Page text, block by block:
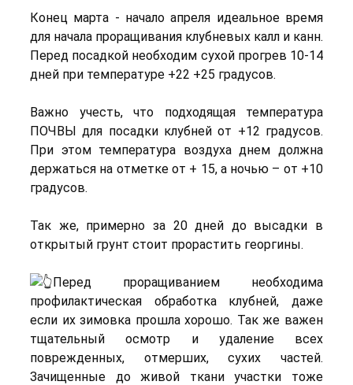
Конец марта - начало апреля идеальное время
для начала проращивания клубневых калл и канн.
Перед посадкой необходим сухой прогрев 10-14
дней при температуре +22 +25 градусов.
Важно учесть, что подходящая температура
ПОЧВЫ для посадки клубней от +12 градусов.
При этом температура воздуха днем должна
держаться на отметке от + 15, а ночью – от +10
градусов.
Так же, примерно за 20 дней до высадки в
открытый грунт стоит прорастить георгины.
Перед проращиванием необходима
профилактическая обработка клубней, даже
если их зимовка прошла хорошо. Так же важен
тщательный осмотр и удаление всех
поврежденных, отмерших, сухих частей.
Зачищенные до живой ткани участки тоже